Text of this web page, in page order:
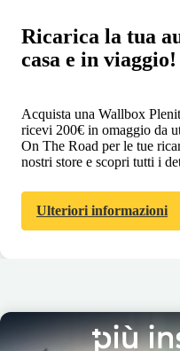
Ricarica la tua
casa e in viaggio!
Acquista una Wallbox
ricevi 200€ in omaggio da
On The Road per le tue
nostri store e scopri tutti i
Ulteriori informazioni